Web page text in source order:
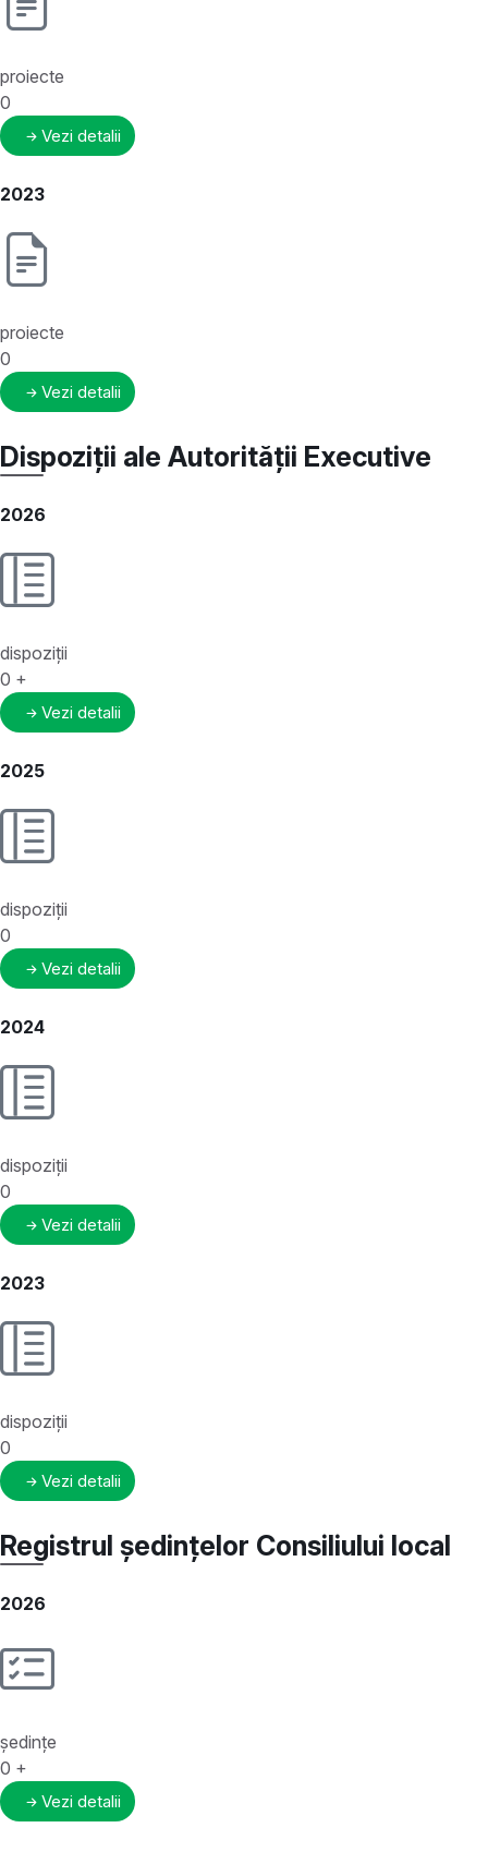
proiecte
0
Vezi detalii
2023
proiecte
0
Vezi detalii
Dispoziții ale Autorității Executive
2026
dispoziții
0 +
Vezi detalii
2025
dispoziții
0
Vezi detalii
2024
dispoziții
0
Vezi detalii
2023
dispoziții
0
Vezi detalii
Registrul ședințelor Consiliului local
2026
ședințe
0 +
Vezi detalii